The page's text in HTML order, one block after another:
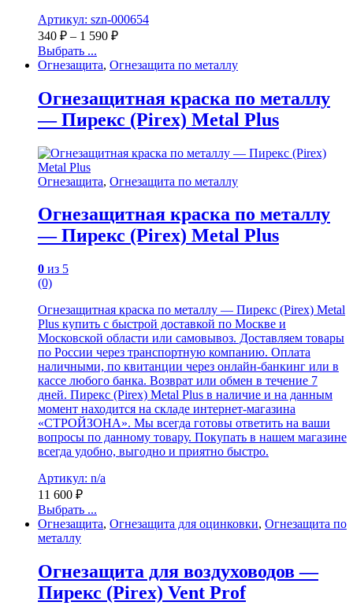
Артикул: szn-000654
340 ₽ – 1 590 ₽
Выбрать ...
Огнезащита, Огнезащита по металлу
Огнезащитная краска по металлу
— Пирекс (Pirex) Metal Plus
Огнезащита, Огнезащита по металлу
Огнезащитная краска по металлу
— Пирекс (Pirex) Metal Plus
0 из 5
(0)
Огнезащитная краска по металлу — Пирекс (Pirex) Metal
Plus купить с быстрой доставкой по Москве и
Московской области или самовывоз. Доставляем товары
по России через транспортную компанию. Оплата
наличными, по квитанции через онлайн-банкинг или в
кассе любого банка. Возврат или обмен в течение 7
дней. Пирекс (Pirex) Metal Plus в наличие и на данным
момент находится на складе интернет-магазина
«СТРОЙЗОНА». Мы всегда готовы ответить на ваши
вопросы по данному товару. Покупать в нашем магазине
всегда удобно, выгодно и приятно быстро.
Артикул: n/a
11 600 ₽
Выбрать ...
Огнезащита, Огнезащита для оцинковки, Огнезащита по
металлу
Огнезащита для воздуховодов —
Пирекс (Pirex) Vent Prof